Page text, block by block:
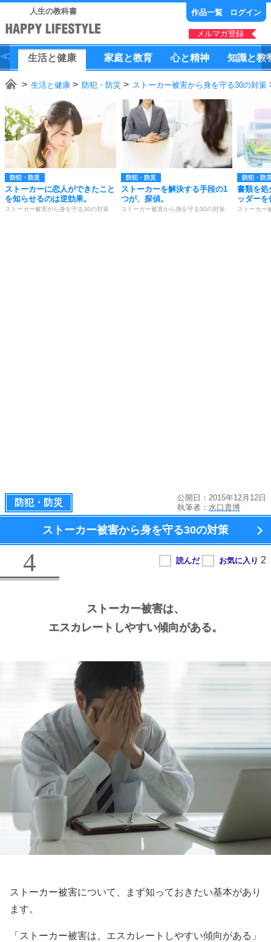
人生の教科書 作品一覧 ログイン
メルマガ登録
生活と健康 家庭と教育 心と精神 知識と教
生活と健康 防犯・防災 ストーカー被害から身を守る30の対策
防犯・防災
ストーカーに恋人ができたこと
を知らせるのは逆効果。
ストーカー被害から身を守る30の対策
防犯・防災
ストーカーを解決する手段の1
つが、探偵。
ストーカー被害から身を守る30の対策
防犯・防
書類を処
ッダー
ストーカー
防犯・防災
公開日：2015年12月12日
執筆者： 水口貴博
ストーカー被害から身を守る30の対策
4
ストーカー被害は、
エスカレートしやすい傾向がある。
ストーカー被害について、まず知っておきたい基本があり
ます。
「ストーカー被害は、エスカレートしやすい傾向がある」